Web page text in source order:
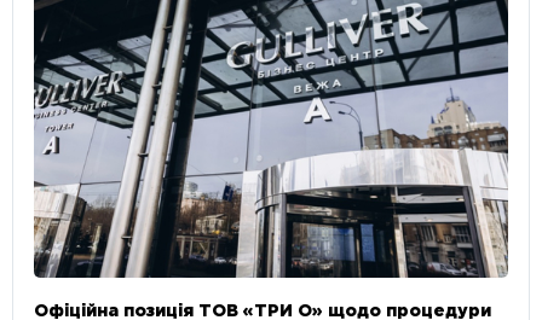
Офіційна позиція ТОВ «ТРИ О» щодо процедури